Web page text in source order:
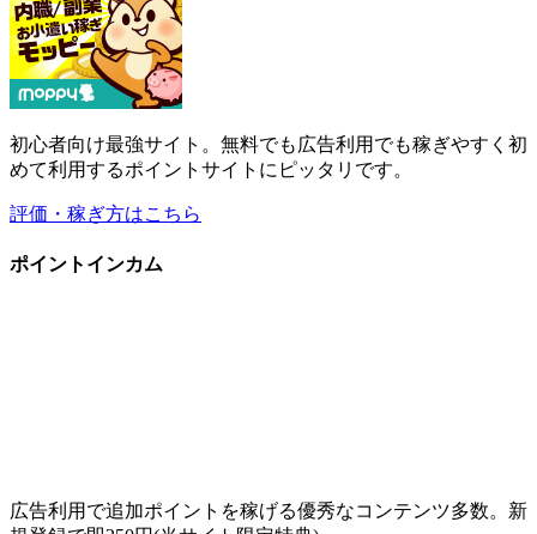
初心者向け最強サイト。無料でも広告利用でも稼ぎやすく初
めて利用するポイントサイトにピッタリです。
評価・稼ぎ方はこちら
ポイントインカム